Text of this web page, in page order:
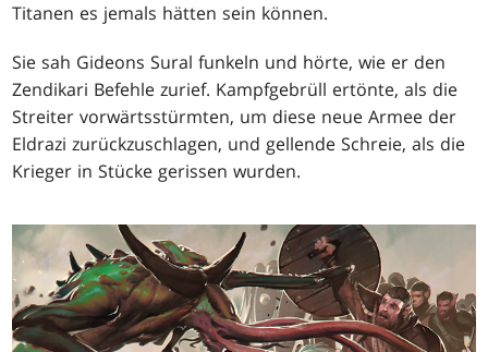
Titanen es jemals hätten sein können.
Sie sah Gideons Sural funkeln und hörte, wie er den
Zendikari Befehle zurief. Kampfgebrüll ertönte, als die
Streiter vorwärtsstürmten, um diese neue Armee der
Eldrazi zurückzuschlagen, und gellende Schreie, als die
Krieger in Stücke gerissen wurden.